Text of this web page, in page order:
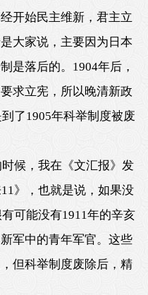
开始民主维新，君主立
大家说，主要因为日本
是落后的。1904年后，
求立宪，所以晚清新政
了1905年科举制度被废
候，我在《文汇报》发
》，也就是说，如果没
可能没有1911年的辛亥
军中的青年军官。这些
但科举制度废除后，精